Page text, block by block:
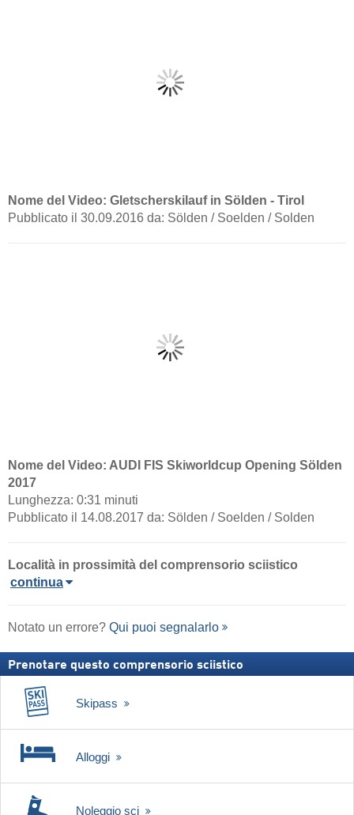
Nome del Video: Gletscherskilauf in Sölden - Tirol
Pubblicato il 30.09.2016 da: Sölden / Soelden / Solden
Nome del Video: AUDI FIS Skiworldcup Opening Sölden
2017
Lunghezza: 0:31 minuti
Pubblicato il 14.08.2017 da: Sölden / Soelden / Solden
Località in prossimità del comprensorio sciistico
continua
Notato un errore? Qui puoi segnalarlo
Prenotare questo comprensorio sciistico
Skipass
Alloggi
Noleggio sci